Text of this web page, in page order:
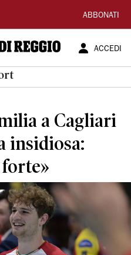
ABBONATI
ACCEDI
a Cagliari
insidiosa: